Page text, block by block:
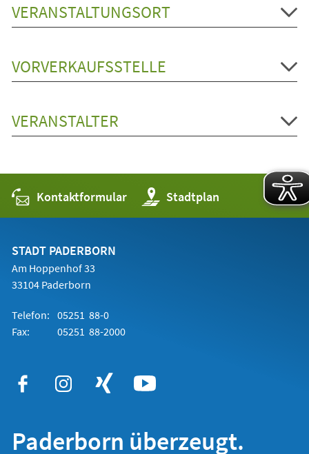
VERANSTALTUNGSORT
VORVERKAUFSSTELLE
VERANSTALTER
Kontaktformular Stadtplan
(Öffnet
in
einem
STADT PADERBORN
Am Hoppenhof 33
33104 Paderborn
Telefon: 05251 88-0
Fax:
05251 88-2000
Paderborn überzeugt.